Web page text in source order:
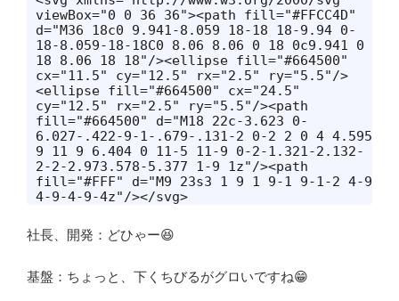
viewBox="0 0 36 36"><path fill="#FFCC4D"
d="M36 18c0 9.941-8.059 18-18 18-9.94 0-
18-8.059-18-18C0 8.06 8.06 0 18 0c9.941 0
18 8.06 18 18"/><ellipse fill="#664500"
cx="11.5" cy="12.5" rx="2.5" ry="5.5"/>
<ellipse fill="#664500" cx="24.5"
cy="12.5" rx="2.5" ry="5.5"/><path
fill="#664500" d="M18 22c-3.623 0-
6.027-.422-9-1-.679-.131-2 0-2 2 0 4 4.595
9 11 9 6.404 0 11-5 11-9 0-2-1.321-2.132-
2-2-2.973.578-5.377 1-9 1z"/><path
fill="#FFF" d="M9 23s3 1 9 1 9-1 9-1-2 4-9
4-9-4-9-4z"/></svg>
社長、開発：どひゃー😆
基盤：ちょっと、下くちびるがグロいですね😁